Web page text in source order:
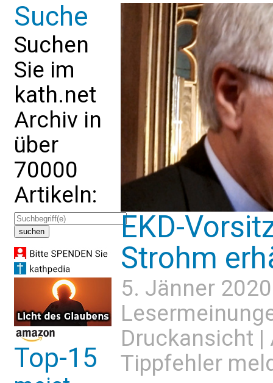
Suche
Suchen
Sie im
kath.net
Archiv in
über
70000
Artikeln:
Top-15
EKD-
Strohm
5. Jänner
Druckansicht |
Tippfehler